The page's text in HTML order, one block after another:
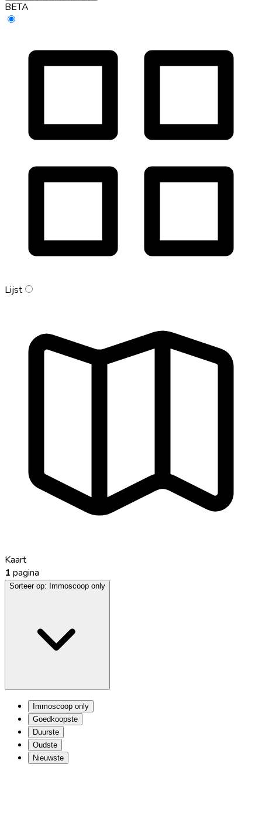
BETA
Lijst
Kaart
1 pagina
Sorteer op: Immoscoop only
Immoscoop only
Goedkoopste
Duurste
Oudste
Nieuwste